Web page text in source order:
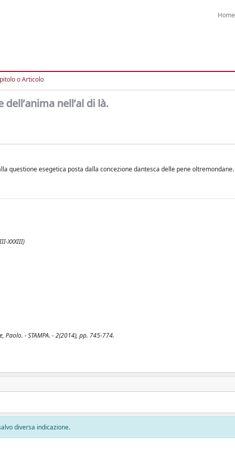
Home
o Articolo
nell’al di là.
questione esegetica posta dalla concezione dantesca delle pene oltremondane.
XXXIII)
Paolo. - STAMPA. - 2(2014), pp. 745-774.
diversa indicazione.